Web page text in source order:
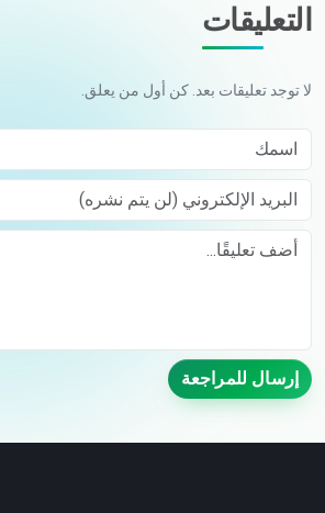
التعليقات
لا توجد تعليقات بعد. كن أول من يعلق.
اسمك
البريد الإلكتروني (لن يتم نشره)
إرسال للمراجعة